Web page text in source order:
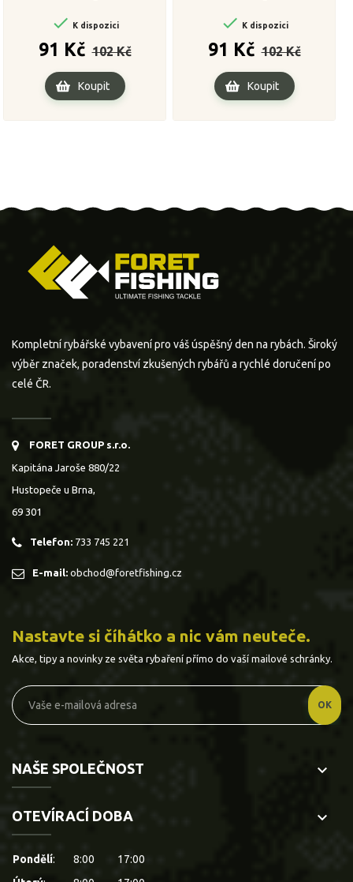
 K dispozici
91 Kč cena
102 Kč
Cena
Koupit
 K dispozici
91 Kč cena
102 Kč
Cena
Koupit
Kompletní rybářské vybavení pro váš úspěšný den na rybách. Široký
výběr značek, poradenství zkušených rybářů a rychlé doručení po
celé ČR.
FORET GROUP s.r.o.
Kapitána Jaroše 880/22
Hustopeče u Brna,
69 301
Telefon: 733 745 221
E-mail: obchod@foretfishing.cz
Nastavte si číhátko a nic vám neuteče.
Akce, tipy a novinky ze světa rybaření přímo do vaší mailové schránky.
NAŠE SPOLEČNOST keyboard_arrow_down
OTEVÍRACÍ DOBA keyboard_arrow_down
Pondělí: 8:00
17:00